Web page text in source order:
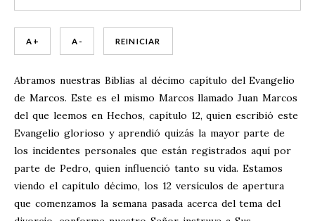
A + A - REINICIAR
Abramos nuestras Biblias al décimo capítulo del Evangelio
de Marcos. Este es el mismo Marcos llamado Juan Marcos
del que leemos en Hechos, capítulo 12, quien escribió este
Evangelio glorioso y aprendió quizás la mayor parte de
los incidentes personales que están registrados aquí por
parte de Pedro, quien influenció tanto su vida. Estamos
viendo el capítulo décimo, los 12 versículos de apertura
que comenzamos la semana pasada acerca del tema del